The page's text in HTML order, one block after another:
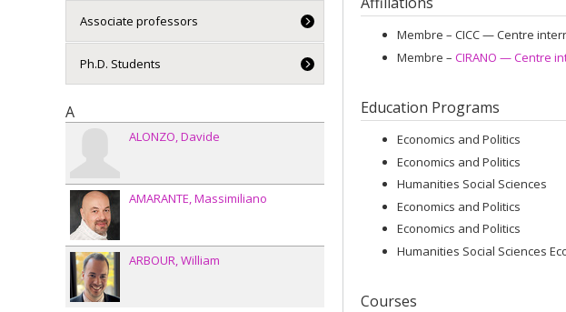
Membre – CICC — Centre
Membre – CIRANO — Centre
Education Programs
Economics and Politics
Economics and Politics
Humanities Social Sciences
Economics and Politics
Economics and Politics
Humanities Social Sciences
Courses
Associate professors
Ph.D. Students
A
ALONZO Davide
AMARANTE Massimiliano
ARBOUR William